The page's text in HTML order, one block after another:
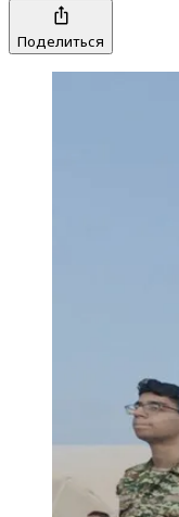
Поделиться